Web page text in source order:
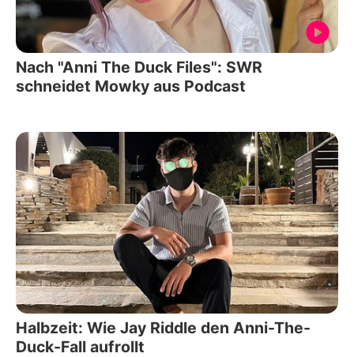
Nach "Anni The Duck Files": SWR
schneidet Mowky aus Podcast
Halbzeit: Wie Jay Riddle den Anni-The-
Duck-Fall aufrollt